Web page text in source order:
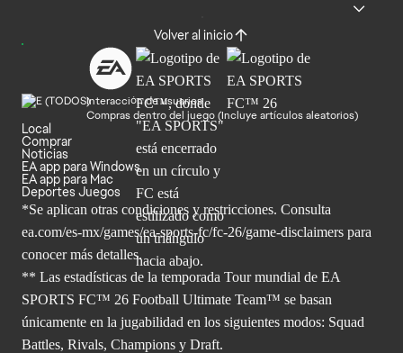
Volver al inicio
Interacción de usuarios
Compras dentro del juego (Incluye artículos aleatorios)
Local
Comprar
Noticias
EA app para Windows
EA app para Mac
Deportes Juegos
*Se aplican otras condiciones y restricciones. Consulta
ea.com/es-mx/games/ea-sports-fc/fc-26/game-disclaimers para
conocer más detalles.
** Las estadísticas de la temporada Tour mundial de EA
SPORTS FC™ 26 Football Ultimate Team™ se basan
únicamente en la jugabilidad en los siguientes modos: Squad
Battles, Rivals, Champions y Draft.